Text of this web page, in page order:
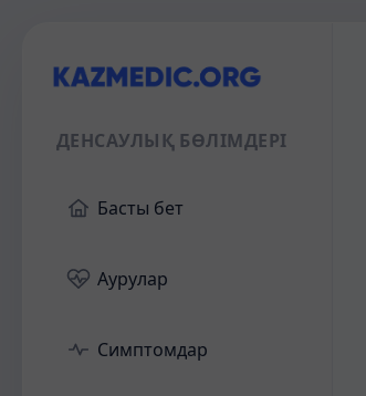
ДЕНСАУЛЫҚ БӨЛІМДЕРІ
Басты бет
Аурулар
Симптомдар